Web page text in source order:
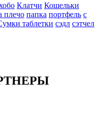
Клатчи Кошельки
плечо папка портфель с
таблетки сэдл сэтчел